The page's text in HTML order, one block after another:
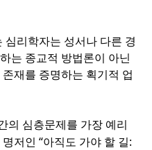
심리학자는 성서나 다른 경
는 종교적 방법론이 아닌
재를 증명하는 획기적 업
의 심층문제를 가장 예리
명저인“아직도 가야 할 길: